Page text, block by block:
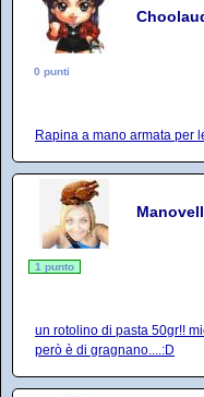
0 punti
Rapina a mano armata per
1 punto
un rotolino di pasta 50gr!!
però è di gragnano....:D